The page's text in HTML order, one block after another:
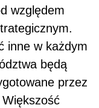
względem
inne w każdym
będą
przez